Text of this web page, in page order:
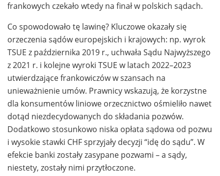
frankowych czekało wtedy na finał w polskich sądach.
Co spowodowało tę lawinę? Kluczowe okazały się
orzeczenia sądów europejskich i krajowych: np. wyrok
TSUE z października 2019 r., uchwała Sądu Najwyższego
z 2021 r. i kolejne wyroki TSUE w latach 2022–2023
utwierdzające frankowiczów w szansach na
unieważnienie umów. Prawnicy wskazują, że korzystne
dla konsumentów liniowe orzecznictwo ośmieliło nawet
dotąd niezdecydowanych do składania pozwów.
Dodatkowo stosunkowo niska opłata sądowa od pozwu
i wysokie stawki CHF sprzyjały decyzji “idę do sądu”. W
efekcie banki zostały zasypane pozwami – a sądy,
niestety, zostały nimi przytłoczone.